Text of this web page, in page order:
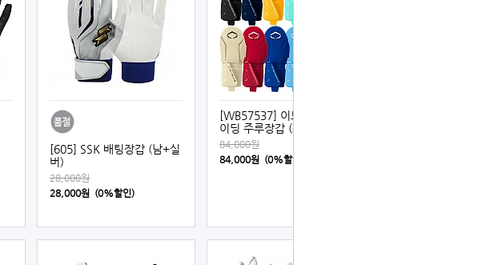
[605] SSK 배팅장갑 (남+실
버)
28,000원
28,000원 (0%할인)
[WB57537] 이보쉴드 슬라
이딩 주루장갑 (좌우겸용)
84,000원
84,000원 (0%할인)